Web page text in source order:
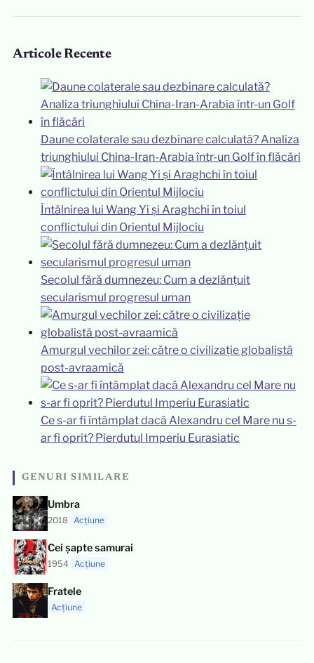
Articole Recente
Daune colaterale sau dezbinare calculată? Analiza
triunghiului China-Iran-Arabia într-un Golf în flăcări
Întâlnirea lui Wang Yi și Araghchi în toiul
conflictului din Orientul Mijlociu
Secolul fără dumnezeu: Cum a dezlănțuit
secularismul progresul uman
Amurgul vechilor zei: către o civilizație globalistă
post-avraamică
Ce s-ar fi întâmplat dacă Alexandru cel Mare nu s-
ar fi oprit? Pierdutul Imperiu Eurasiatic
GENURI SIMILARE
Umbra
2018 Acțiune
Cei șapte samurai
1954 Acțiune
Fratele
Acțiune